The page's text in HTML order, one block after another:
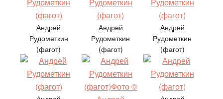
Андрей
Рудометкин
(фагот)
Андрей
Рудометкин
(фагот)
Андрей
Рудометкин
(фагот)